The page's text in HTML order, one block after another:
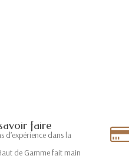
faire
d’expérience dans la
de Gamme fait main